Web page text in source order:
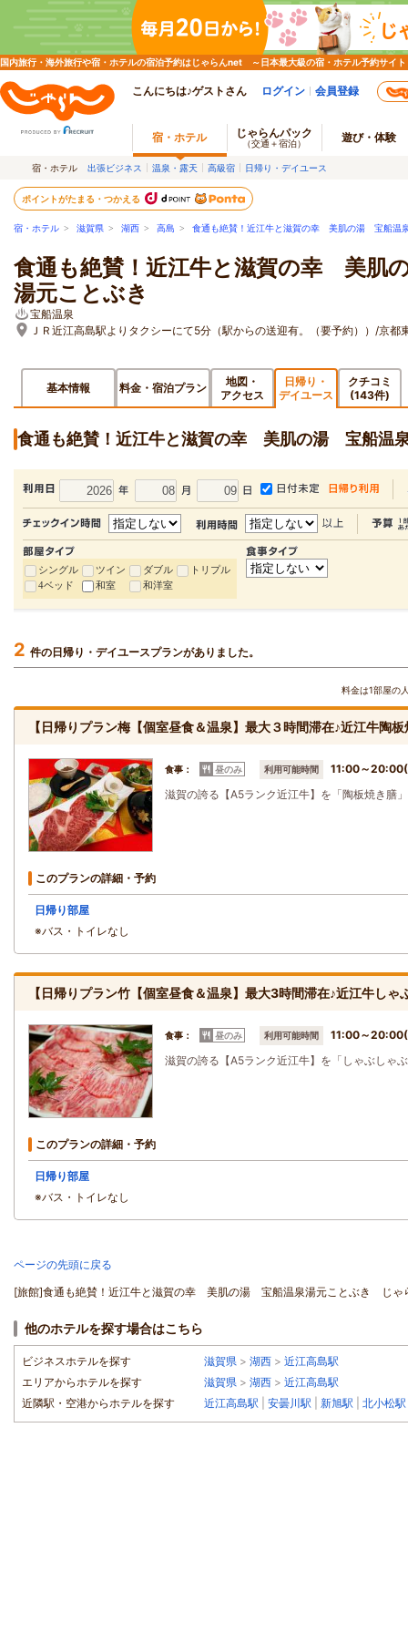
国内旅行・海外旅行や宿・ホテルの宿泊予約はじゃらんnet ～日本最大級の宿・ホテル予約サイト
こんにちは♪ゲストさん ログイン 会員登録
宿・ホテル じゃらんパック
（交通＋宿泊） 遊び・体験
宿・ホテル 出張ビジネス 温泉・露天 高級宿 日帰り・デイユース
ポイントがたまる・つかえる
宿・ホテル > 滋賀県 > 湖西 > 高島 > 食通も絶賛！近江牛と滋賀の幸 美肌の湯 宝船温
食通も絶賛！近江牛と滋賀の幸 美肌
湯元ことぶき
宝船温泉
ＪＲ近江高島駅よりタクシーにて5分（駅からの送迎有。（要予約））/京
基本情報 料金・宿泊プラン
地図・
アクセス
日帰り・
デイユース
クチコミ
(143件)
食通も絶賛！近江牛と滋賀の幸 美肌の湯 宝船温
シングル ツイン ダブル
トリプル
4ベッド
和室 和洋室
2 件の日帰り・デイユースプランがありました。
料金は1部屋の
【日帰りプラン梅【個室昼食＆温泉】最大３時間滞在♪近江牛陶
食事： 昼のみ 利用可能時間
11:00～20:00(
滋賀の誇る【A5ランク近江牛】を「陶板焼き膳
このプランの詳細・予約
日帰り部屋
※バス・トイレなし
【日帰りプラン竹【個室昼食＆温泉】最大3時間滞在♪近江牛しゃ
食事： 昼のみ 利用可能時間
11:00～20:00(
滋賀の誇る【A5ランク近江牛】を「しゃぶしゃ
このプランの詳細・予約
日帰り部屋
※バス・トイレなし
ページの先頭に戻る
[旅館]食通も絶賛！近江牛と滋賀の幸 美肌の湯 宝船温泉湯元ことぶき じゃ
他のホテルを探す場合はこちら
ビジネスホテルを探す 滋賀県 > 湖西 > 近江高島駅
エリアからホテルを探す
滋賀県 > 湖西 > 近江高島駅
近隣駅・空港からホテルを探す
近江高島駅 安曇川駅 新旭駅 北小松駅